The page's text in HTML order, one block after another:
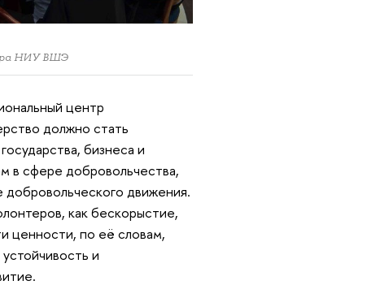
НИУ ВШЭ
центр
должно стать
бизнеса и
в сфере добровольчества,
добровольческого движения.
как бескорыстие,
ценности, по её словам,
и